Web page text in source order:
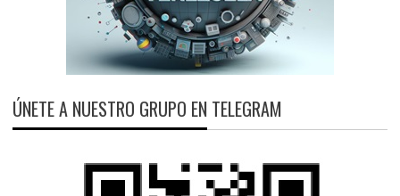
ÚNETE A NUESTRO GRUPO EN TELEGRAM